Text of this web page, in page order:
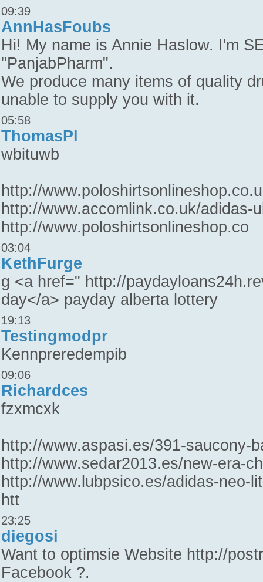
09:39
AnnHasFoubs
Hi! My name is Annie Haslow. I'm
"PanjabPharm".
We produce many items of quality
unable to supply you with it.
05:58
ThomasPl
wbituwb
http://
http://www.accomlink.co.uk/adidas-
http://www.poloshirtsonlineshop.co
03:04
KethFurge
g <a href=" http://
day</a> payday alberta lottery
19:13
Testingmodpr
Kennpreredempib
09:06
Richardces
fzxmcxk
http://www.aspasi.es/391-saucony-
http://www.sedar2013.es/new-era-
http://www.lubpsico.es/adidas-neo-
htt
23:25
diegosi
Want to optimsie Website http://
Facebook ?.